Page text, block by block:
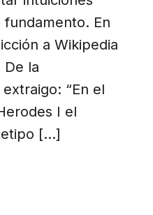
En
a Wikipedia
De la
“En el
I el
[…]